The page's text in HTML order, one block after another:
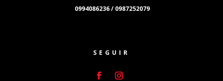
0994086236 / 0987252079
SEGUIR